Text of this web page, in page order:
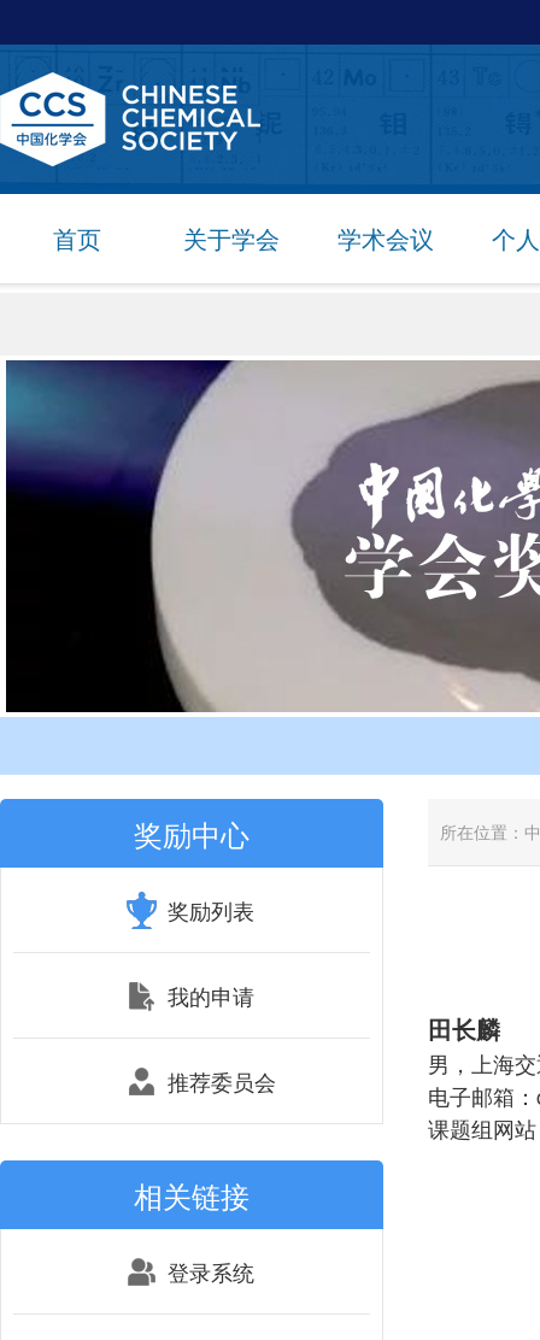
首页 关于学会 学术会议 个
奖励中心
奖励列表
我的申请
推荐委员会
相关链接
登录系统
所在位置：
田长麟
男，上海
电子邮箱
课题组网